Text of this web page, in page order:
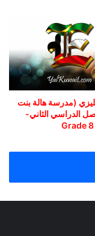
(مدرسة هالة بنت
الدراسي الثاني-